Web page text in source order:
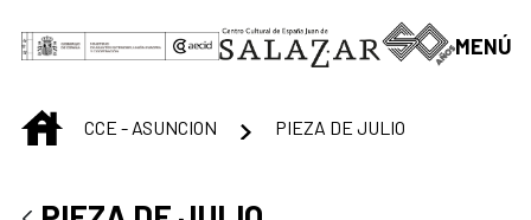
Saltar al contenido principal
MENÚ
INICIOCCE - ASUNCION PIEZA DE JULIO